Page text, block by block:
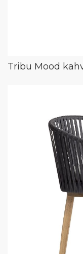
Tribu Mood